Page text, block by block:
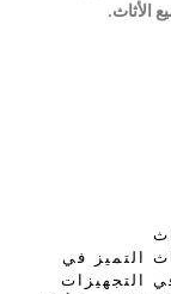
الأثاث.
التميز في
التجهيزات